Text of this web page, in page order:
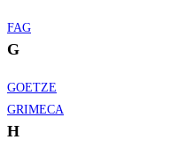
FAG
G
GOETZE
GRIMECA
H